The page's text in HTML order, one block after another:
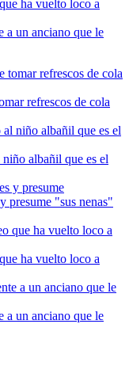
ha vuelto loco a
a un anciano que le
refrescos de cola
albañil que es el
presume "sus nenas"
ha vuelto loco a
a un anciano que le